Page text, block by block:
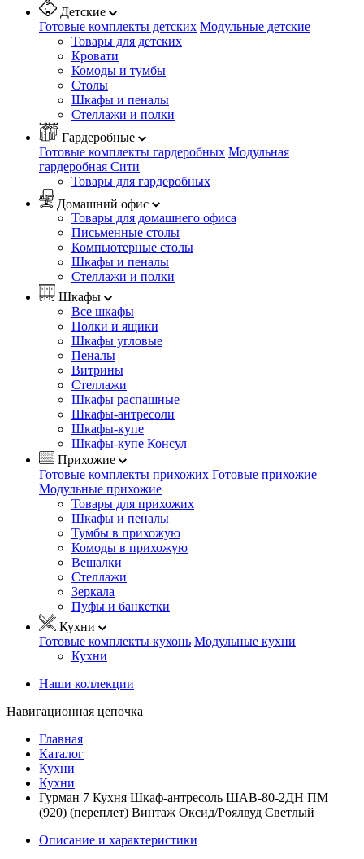
Детские
Готовые комплекты детских Модульные детские
Товары для детских
Кровати
Комоды и тумбы
Столы
Шкафы и пеналы
Стеллажи и полки
Гардеробные
Готовые комплекты гардеробных Модульная
гардеробная Сити
Товары для гардеробных
Домашний офис
Товары для домашнего офиса
Письменные столы
Компьютерные столы
Шкафы и пеналы
Стеллажи и полки
Шкафы
Все шкафы
Полки и ящики
Шкафы угловые
Пеналы
Витрины
Стеллажи
Шкафы распашные
Шкафы-антресоли
Шкафы-купе
Шкафы-купе Консул
Прихожие
Готовые комплекты прихожих Готовые прихожие
Модульные прихожие
Товары для прихожих
Шкафы и пеналы
Тумбы в прихожую
Комоды в прихожую
Вешалки
Стеллажи
Зеркала
Пуфы и банкетки
Кухни
Готовые комплекты кухонь Модульные кухни
Кухни
Наши коллекции
Навигационная цепочка
Главная
Каталог
Кухни
Кухни
Гурман 7 Кухня Шкаф-антресоль ШАВ-80-2ДН ПМ
(920) (переплет) Винтаж Оксид/Роялвуд Светлый
Описание и характеристики